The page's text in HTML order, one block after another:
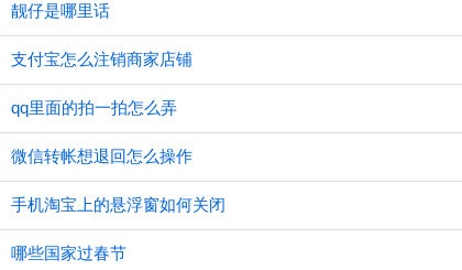
靓仔是哪里话
支付宝怎么注销商家店铺
qq里面的拍一拍怎么弄
微信转帐想退回怎么操作
手机淘宝上的悬浮窗如何关闭
哪些国家过春节